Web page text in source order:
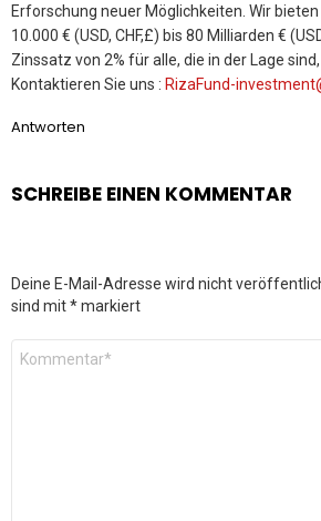
Erforschung neuer Möglichkeiten. Wir
10.000 € (USD, CHF,£) bis 80 Milliarden €
Zinssatz von 2% für alle, die in der Lage
Kontaktieren Sie uns : RizaFund-
Antworten
SCHREIBE EINEN KOMMENTAR
Deine E-Mail-Adresse wird nicht
sind mit*markiert
Kommentar